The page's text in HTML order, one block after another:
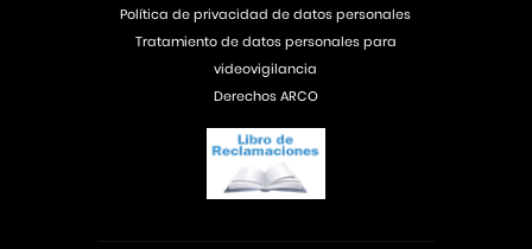
Política de privacidad de datos personales
Tratamiento de datos personales para
videovigilancia
Derechos ARCO